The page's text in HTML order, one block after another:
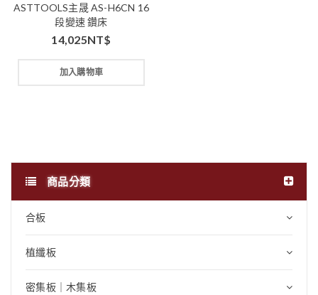
商品分類
合板
植纖板
密集板｜木集板
ASTTOOLS主晟 AS-H6CN 16
段變速 鑽床
14,025NT$
加入購物車